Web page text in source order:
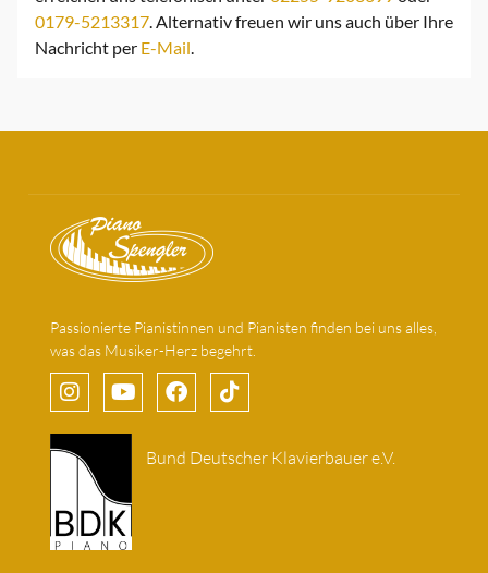
0179-5213317. Alternativ freuen wir uns auch über Ihre
Nachricht per E-Mail.
Passionierte Pianistinnen und Pianisten finden bei uns alles,
was das Musiker-Herz begehrt.
Bund Deutscher Klavierbauer e.V.